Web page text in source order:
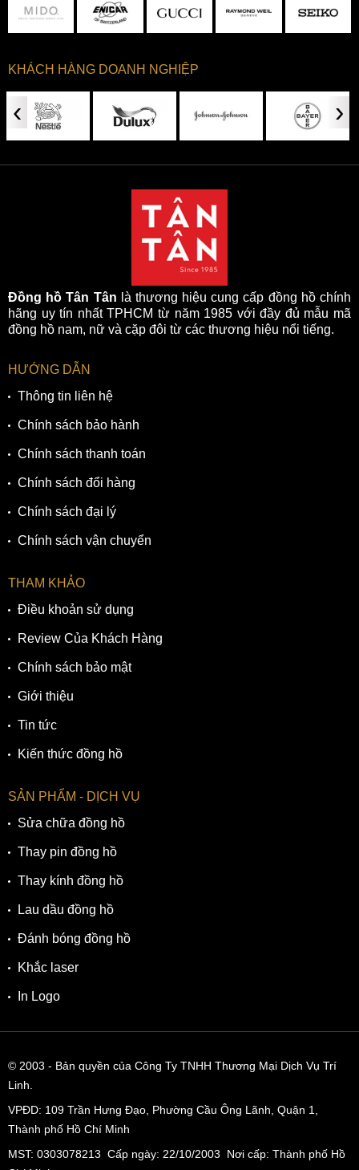
KHÁCH HÀNG DOANH NGHIỆP
‹ ›
Đồng hồ Tân Tân là thương hiệu cung cấp đồng hồ chính
hãng uy tín nhất TPHCM từ năm 1985 với đầy đủ mẫu mã
đồng hồ nam, nữ và cặp đôi từ các thương hiệu nổi tiếng.
HƯỚNG DẪN
Thông tin liên hệ
Chính sách bảo hành
Chính sách thanh toán
Chính sách đổi hàng
Chính sách đại lý
Chính sách vận chuyển
THAM KHẢO
Điều khoản sử dụng
Review Của Khách Hàng
Chính sách bảo mật
Giới thiệu
Tin tức
Kiến thức đồng hồ
SẢN PHẨM - DỊCH VỤ
Sửa chữa đồng hồ
Thay pin đồng hồ
Thay kính đồng hồ
Lau dầu đồng hồ
Đánh bóng đồng hồ
Khắc laser
In Logo
© 2003 - Bản quyền của Công Ty TNHH Thương Mại Dịch Vụ Trí
Linh.
VPĐD: 109 Trần Hưng Đạo, Phường Cầu Ông Lãnh, Quận 1,
Thành phố Hồ Chí Minh
MST: 0303078213 Cấp ngày: 22/10/2003 Nơi cấp: Thành phố Hồ